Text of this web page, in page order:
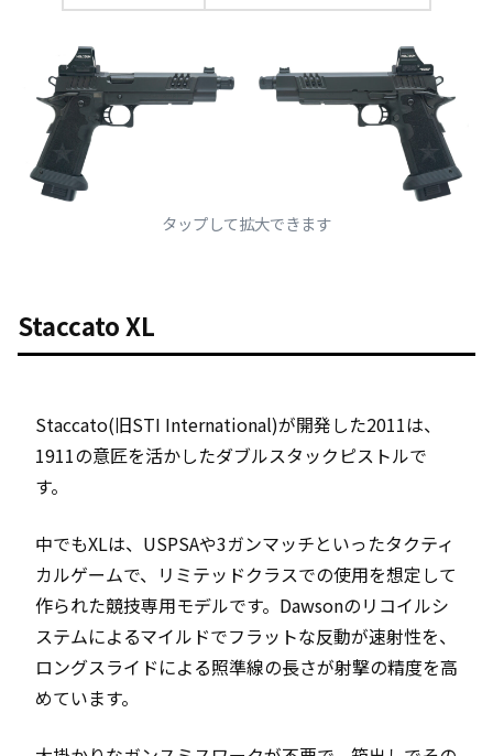
タップして拡大できます
Staccato XL
Staccato(旧STI International)が開発した2011は、
1911の意匠を活かしたダブルスタックピストルで
す。
中でもXLは、USPSAや3ガンマッチといったタクティ
カルゲームで、リミテッドクラスでの使用を想定して
作られた競技専用モデルです。Dawsonのリコイルシ
ステムによるマイルドでフラットな反動が速射性を、
ロングスライドによる照準線の長さが射撃の精度を高
めています。